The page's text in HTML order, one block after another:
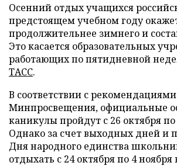
Осенний отдых учащихся
предстоящем учебном году
продолжительнее зимнего и
Это касается образовательных
работающих по пятидневной
ТАСС.
В соответствии с рекомендациями
Минпросвещения, официальные
каникулы пройдут с 26 октября по
Однако за счет выходных дней и
Дня народного единства
отдыхать с 24 октября по 4